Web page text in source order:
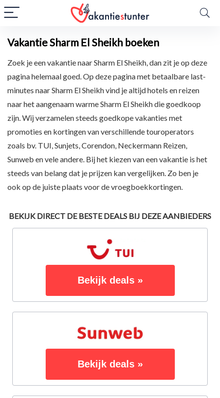
Vakantie Sharm El Sheikh boeken
Zoek je een vakantie naar Sharm El Sheikh, dan zit je op deze
pagina helemaal goed. Op deze pagina met betaalbare last-
minutes naar Sharm El Sheikh vind je altijd hotels en reizen
naar het aangenaam warme Sharm El Sheikh die goedkoop
zijn. Wij verzamelen steeds goedkope vakanties met
promoties en kortingen van verschillende touroperators
zoals bv. TUI, Sunjets, Corendon, Neckermann Reizen,
Sunweb en vele andere. Bij het kiezen van een vakantie is het
steeds van belang dat je prijzen kan vergelijken. Zo ben je
ook op de juiste plaats voor de vroegboekkortingen.
BEKIJK DIRECT DE BESTE DEALS BIJ DEZE AANBIEDERS
Bekijk deals »
Bekijk deals »